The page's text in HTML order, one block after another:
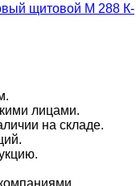
щитовой М 288 К-
лицами.
на складе.